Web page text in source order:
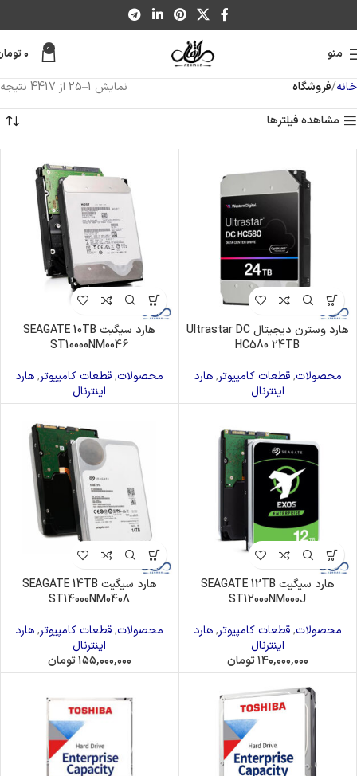
منو 0 ۰
خانه فروشگاه
نمایش 1–25 از 4417 نتیجه
مشاهده فیلترها
هارد وسترن دیجیتال Ultrastar DC
HC580 24TB
محصولات,قطعات کامپیوتر,هارد
اینترنال
هارد سیگیت SEAGATE 10TB
ST10000NM0046
محصولات,قطعات کامپیوتر,هارد
اینترنال
هارد سیگیت SEAGATE 12TB
ST12000NM000J
محصولات,قطعات کامپیوتر,هارد
اینترنال
۱۴۰,۰۰۰,۰۰۰تومان
هارد سیگیت SEAGATE 14TB
ST14000NM0408
محصولات,قطعات کامپیوتر,هارد
اینترنال
۱۵۵,۰۰۰,۰۰۰تومان